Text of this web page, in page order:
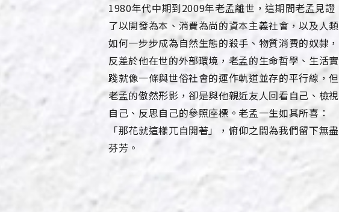
1980年代中期到2009年老孟離世，這期間老孟見證
了以開發為本、消費為尚的資本主義社會，以及人類
如何一步步成為自然生態的殺手、物質消費的奴隸，
反差於他在世的外部環境，老孟的生命哲學、生活實
踐就像一條與世俗社會的運作軌道並存的平行線，但
老孟的傲然形影，卻是與他親近友人回看自己、檢視
自己、反思自己的參照座標。老孟一生如其所喜：
「那花就這樣兀自開著」，俯仰之間為我們留下無盡
芬芳。